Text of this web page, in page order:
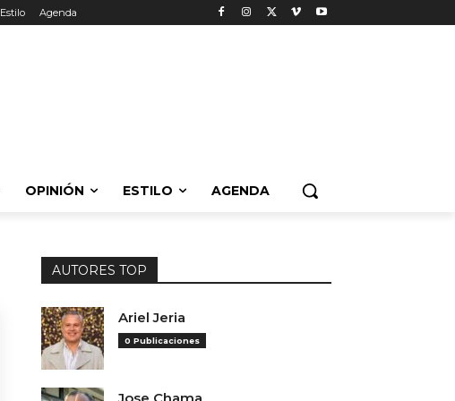
Estilo Agenda
OPINIÓN ESTILO AGENDA
AUTORES TOP
Ariel Jeria
0 Publicaciones